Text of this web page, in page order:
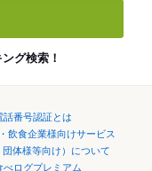
グ検索！
話番号認証とは
飲食企業様向けサービス
体様等向け）について
べログプレミアム